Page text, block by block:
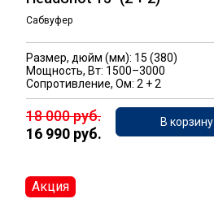
Сабвуфер
Размер, дюйм (мм): 15 (380)
Мощность, Вт: 1500–3000
Сопротивление, Ом: 2 + 2
18 000 руб.
16 990 руб.
В корзину
Акция